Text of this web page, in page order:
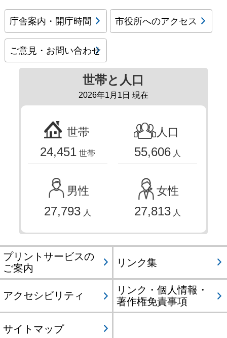
庁舎案内・開庁時間 市役所へのアクセス
ご意見・お問い合わせ
世帯と人口
2026年1月1日 現在
世帯
24,451 世帯
人口
55,606 人
男性
27,793 人
女性
27,813 人
プリントサービスの
ご案内
リンク集
アクセシビリティ
リンク・個人情報・
著作権免責事項
サイトマップ